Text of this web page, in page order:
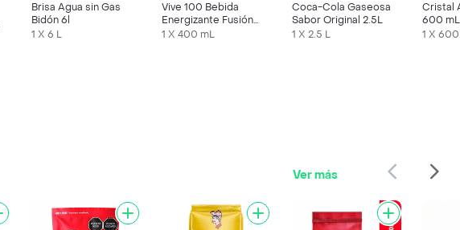
Brisa Agua sin Gas
Bidón 6l
1 X 6 L
Vive 100 Bebida
Energizante Fusión
Sabor Frutos Rojos
1 X 400 mL
Coca-Cola Gaseosa
Sabor Original 2.5L
1 X 2.5 L
Cristal
600 mL
1 X
Ver más